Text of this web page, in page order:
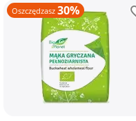
Oszczędzasz 30%